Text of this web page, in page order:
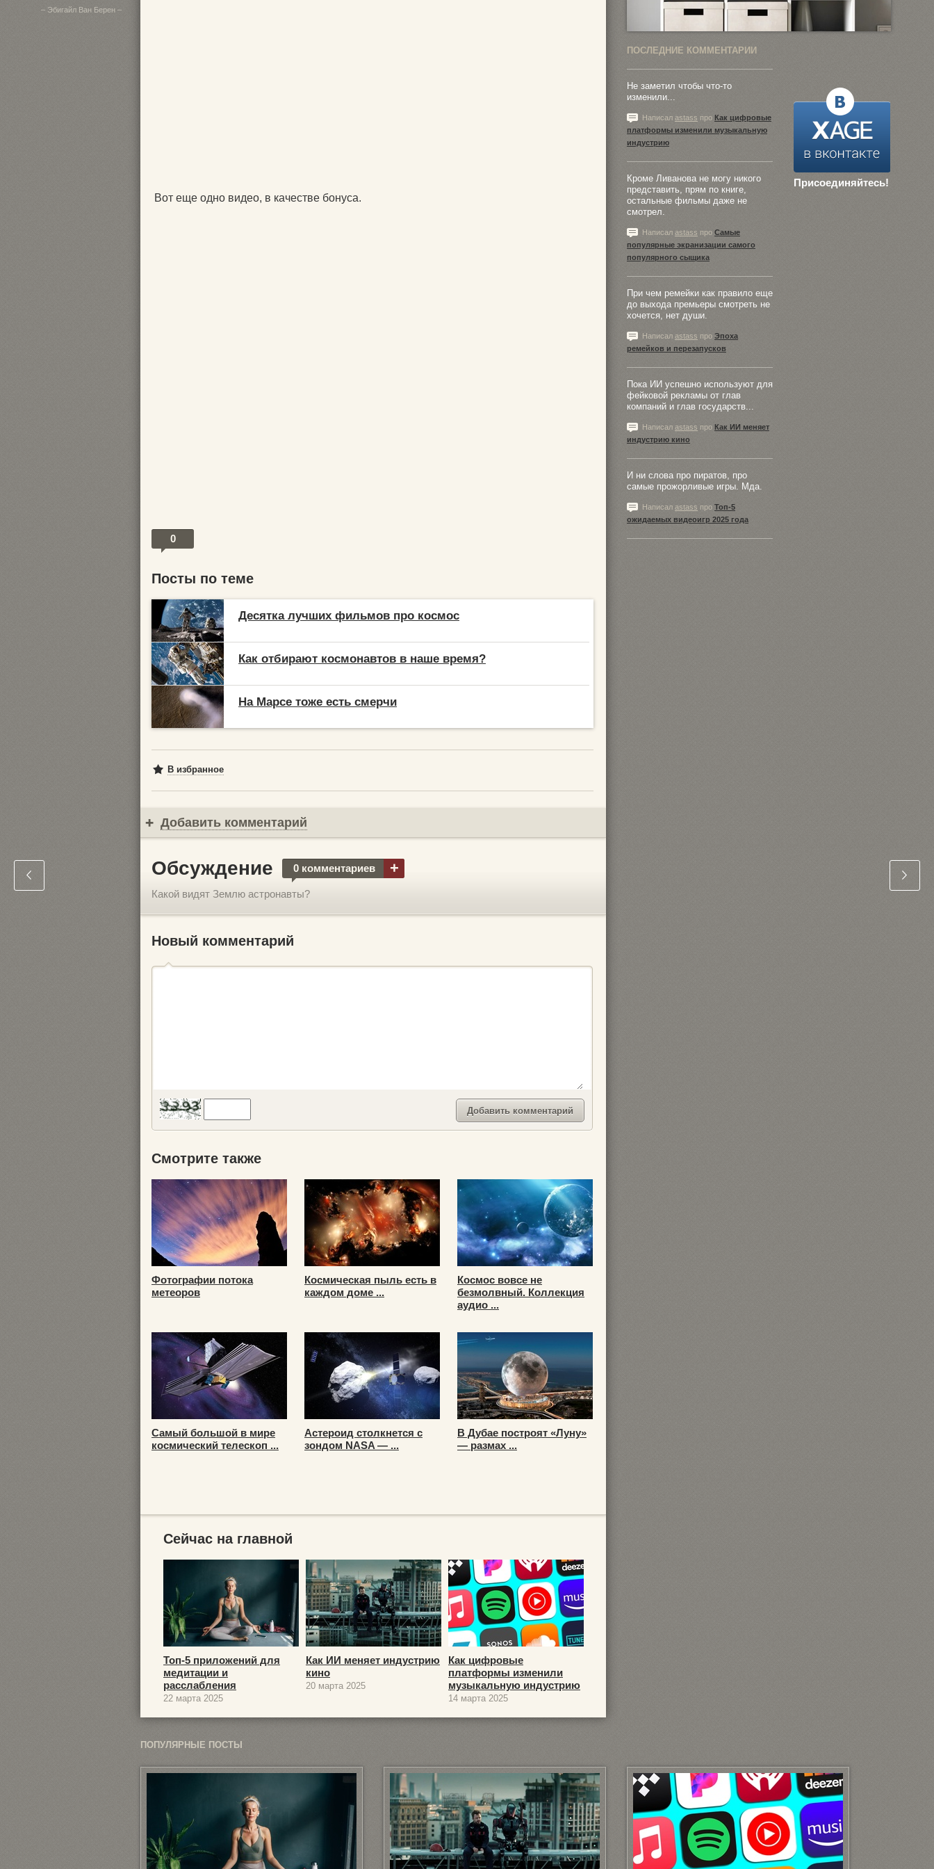
– Эбигайл Ван Берен –
Вот еще одно видео, в качестве бонуса.
0
Посты по теме
Десятка лучших фильмов про космос
Как отбирают космонавтов в наше время?
На Марсе тоже есть смерчи
В избранное
Добавить комментарий
Обсуждение 0 комментариев +
Какой видят Землю астронавты?
Новый комментарий
Смотрите также
Фотографии потока
метеоров
Космическая пыль есть в
каждом доме ...
Космос вовсе не
безмолвный. Коллекция
аудио ...
Самый большой в мире
космический телескоп ...
Астероид столкнется с
зондом NASA — ...
В Дубае построят «Луну»
— размах ...
Сейчас на главной
Топ-5 приложений для
медитации и
расслабления
22 марта 2025
Как ИИ меняет индустрию
кино
20 марта 2025
Как цифровые
платформы изменили
музыкальную индустрию
14 марта 2025
ПОСЛЕДНИЕ КОММЕНТАРИИ
Присоединяйтесь!
Не заметил чтобы что-то
изменили...
Написал astass про Как цифровые
платформы изменили музыкальную
индустрию
Кроме Ливанова не могу никого
представить, прям по книге,
остальные фильмы даже не
смотрел.
Написал astass про Самые
популярные экранизации самого
популярного сыщика
При чем ремейки как правило еще
до выхода премьеры смотреть не
хочется, нет души.
Написал astass про Эпоха
ремейков и перезапусков
Пока ИИ успешно используют для
фейковой рекламы от глав
компаний и глав государств...
Написал astass про Как ИИ меняет
индустрию кино
И ни слова про пиратов, про
самые прожорливые игры. Мда.
Написал astass про Топ-5
ожидаемых видеоигр 2025 года
ПОПУЛЯРНЫЕ ПОСТЫ